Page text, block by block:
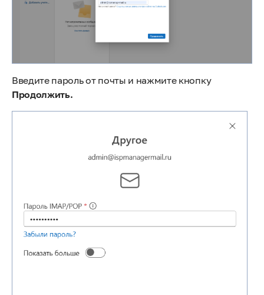
Введите пароль от почты и нажмите кнопку
Продолжить.